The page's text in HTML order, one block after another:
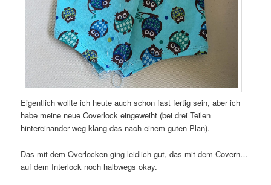
Eigentlich wollte ich heute auch schon fast fertig sein, aber ich
habe meine neue Coverlock eingeweiht (bei drei Teilen
hintereinander weg klang das nach einem guten Plan).
Das mit dem Overlocken ging leidlich gut, das mit dem Covern…
auf dem Interlock noch halbwegs okay.